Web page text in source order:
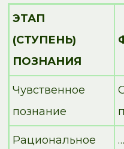
ЭТАП
(СТУПЕНЬ)
ПОЗНАНИЯ
Чувственное
познание
Рациональное